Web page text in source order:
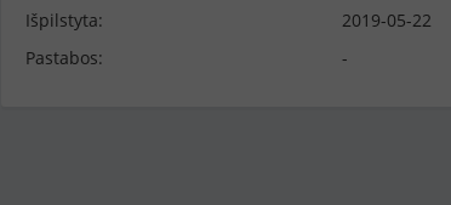
Išpilstyta:
2019-05-22
Pastabos:
-